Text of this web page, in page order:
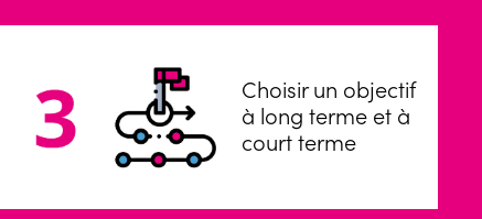
Choisir un objectif
à long terme et à
court terme